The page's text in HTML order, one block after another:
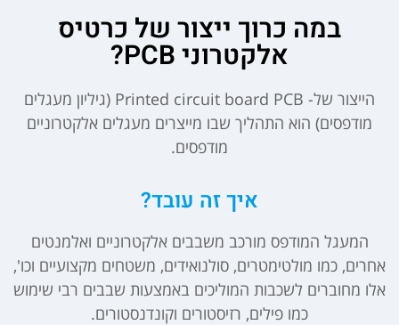
במה כרוך ייצור של כרטיס
אלקטרוני PCB?
הייצור של- Printed circuit board PCB (גיליון מעגלים
מודפסים) הוא התהליך שבו מייצרים מעגלים אלקטרוניים
מודפסים.
איך זה עובד?
המעגל המודפס מורכב משבבים אלקטרוניים ואלמנטים
אחרים, כמו מולטימטרים, סולנואידים, משטחים מקצועיים וכו',
אלו מחוברים לשכבות המוליכים באמצעות שבבים רבי שימוש
כמו פילים, רזיסטורים וקונדנסטורים.